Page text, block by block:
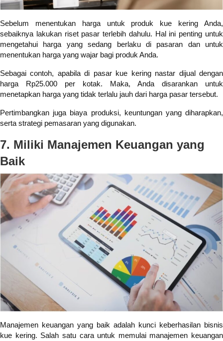
Sebelum menentukan harga untuk produk kue kering Anda,
sebaiknya lakukan riset pasar terlebih dahulu. Hal ini penting untuk
mengetahui harga yang sedang berlaku di pasaran dan untuk
menentukan harga yang wajar bagi produk Anda.
Sebagai contoh, apabila di pasar kue kering nastar dijual dengan
harga Rp25.000 per kotak. Maka, Anda disarankan untuk
menetapkan harga yang tidak terlalu jauh dari harga pasar tersebut.
Pertimbangkan juga biaya produksi, keuntungan yang diharapkan,
serta strategi pemasaran yang digunakan.
7. Miliki Manajemen Keuangan yang
Baik
Manajemen keuangan yang baik adalah kunci keberhasilan bisnis
kue kering. Salah satu cara untuk memulai manajemen keuangan